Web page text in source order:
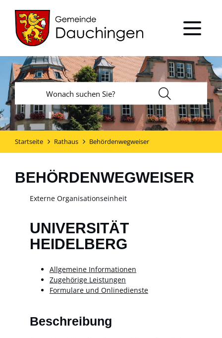
Startseite Rathaus Behördenwegweiser
BEHÖRDENWEGWEISER
Externe Organisationseinheit
UNIVERSITÄT
HEIDELBERG
Allgemeine Informationen
Zugehörige Leistungen
Formulare und Onlinedienste
Beschreibung